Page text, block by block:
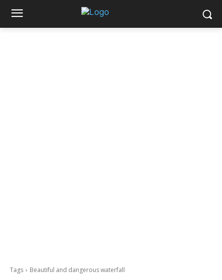
Tags Beautiful and dangerous waterfall